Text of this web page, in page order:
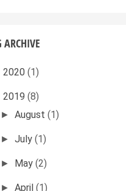
ARCHIVE
2020 (1)
2019 (8)
►August(1)
►July(1)
► May(2)
►April(1)